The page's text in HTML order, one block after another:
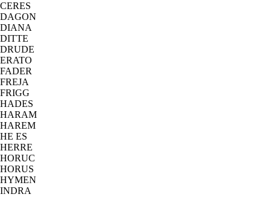
CERES
DAGON
DIANA
DITTE
DRUDE
ERATO
FADER
FREJA
FRIGG
HADES
HARAM
HAREM
HE ES
HERRE
HORUC
HORUS
HYMEN
INDRA